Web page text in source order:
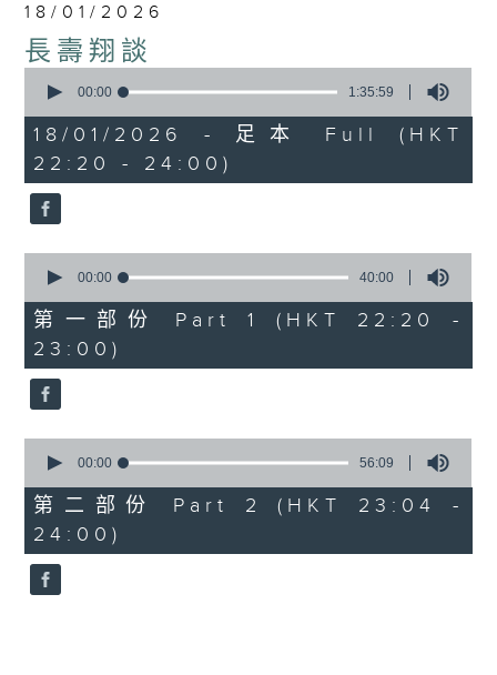
台，預埋你《夜診翔談》。
18/01/2026
長壽翔談
seconds
1
hour,
35
minutes,
59
seconds
00:00 1:35:59
18/01/2026 - 足本 Full (HKT
22:20 - 24:00)
seconds
40
minutes,
0
seconds
00:00 40:00
第一部份 Part 1 (HKT 22:20 -
23:00)
seconds
56
minutes,
9
seconds
00:00 56:09
第二部份 Part 2 (HKT 23:04 -
24:00)